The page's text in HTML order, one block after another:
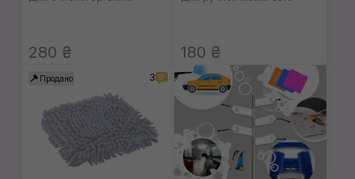
280 ₴ 180 ₴
Продано 3